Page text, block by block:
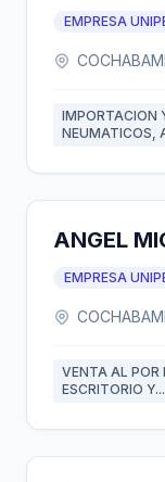
EMPRESA
IMPORTACION
NEUMATICOS,
ANGEL
EMPRESA
VENTA AL POR
ESCRITORIO Y...